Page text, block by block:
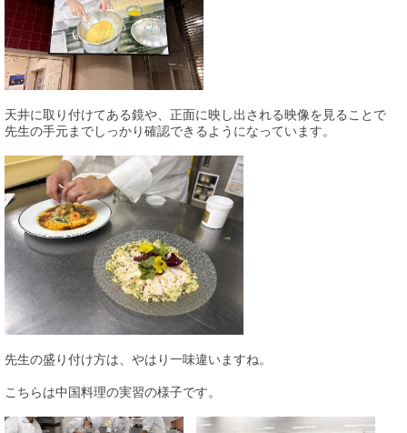
天井に取り付けてある鏡や、正面に映し出される映像を見ることで
先生の手元までしっかり確認できるようになっています。
先生の盛り付け方は、やはり一味違いますね。
こちらは中国料理の実習の様子です。